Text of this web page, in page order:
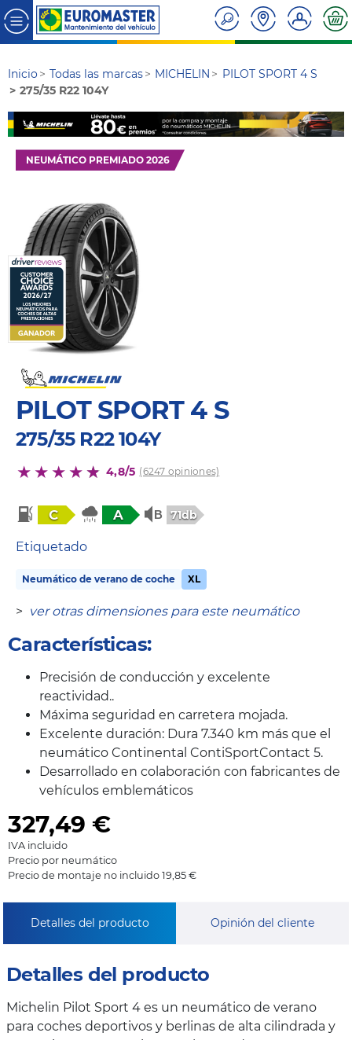
Inicio Todas las marcas MICHELIN
PILOT SPORT 4 S
275/35 R22 104Y
NEUMÁTICO PREMIADO 2026
PILOT SPORT 4 S
275/35 R22 104Y
4,8/5 (6247 opiniones)
C A 71db
Etiquetado
Neumático de verano de coche XL
> ver otras dimensiones para este neumático
Características:
Precisión de conducción y excelente
reactividad..
Máxima seguridad en carretera mojada.
Excelente duración: Dura 7.340 km más que el
neumático Continental ContiSportContact 5.
Desarrollado en colaboración con fabricantes de
vehículos emblemáticos
327,49 €
IVA incluido
Precio por neumático
Precio de montaje no incluido 19,85 €
Detalles del producto Opinión del cliente
Detalles del producto
Michelin Pilot Sport 4 es un neumático de verano
para coches deportivos y berlinas de alta cilindrada y